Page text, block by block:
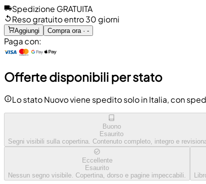
Spedizione GRATUITA
Reso gratuito entro 30 giorni
Aggiungi Compra ora · -
Paga con:
Offerte disponibili per stato
Lo stato Nuovo viene spedito solo in Italia, con
Buono
Esaurito
Segni visibili sulla copertina. Contenuto completo, integro e
Eccellente
Esaurito
Nessun segno visibile. Copertina, dorso e pagine impeccabili.